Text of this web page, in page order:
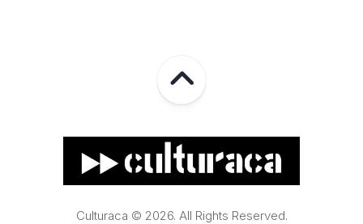
Culturaca © 2026. All Rights Reserved.